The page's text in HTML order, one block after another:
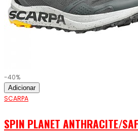
-40%
Adicionar
SCARPA
SPIN PLANET ANTHRACITE/